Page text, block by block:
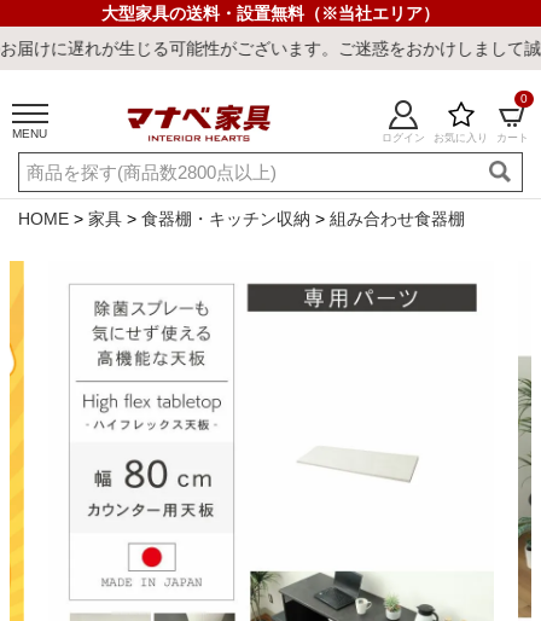
大型家具の送料・設置無料（※当社エリア）
可能性がございます。ご迷惑をおかけしまして誠に申し訳ござい
MENU ログイン お気に入り カート
0
ご利用ガイド 新規会員登録
店舗一覧 閲覧履歴
キーワード・商品番号で探す
最短発送 冷感ラグ ウィルトンラ
HOME 家具 食器棚・キッチン収納 組み合わせ食器棚